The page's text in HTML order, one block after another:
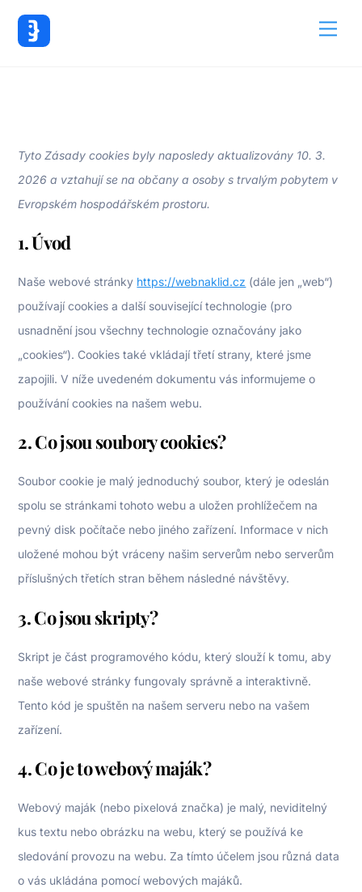
Tyto Zásady cookies byly naposledy aktualizovány 10. 3.
2026 a vztahují se na občany a osoby s trvalým pobytem v
Evropském hospodářském prostoru.
1. Úvod
Naše webové stránky https://webnaklid.cz (dále jen „web“)
používají cookies a další související technologie (pro
usnadnění jsou všechny technologie označovány jako
„cookies“). Cookies také vkládají třetí strany, které jsme
zapojili. V níže uvedeném dokumentu vás informujeme o
používání cookies na našem webu.
2. Co jsou soubory cookies?
Soubor cookie je malý jednoduchý soubor, který je odeslán
spolu se stránkami tohoto webu a uložen prohlížečem na
pevný disk počítače nebo jiného zařízení. Informace v nich
uložené mohou být vráceny našim serverům nebo serverům
příslušných třetích stran během následné návštěvy.
3. Co jsou skripty?
Skript je část programového kódu, který slouží k tomu, aby
naše webové stránky fungovaly správně a interaktivně.
Tento kód je spuštěn na našem serveru nebo na vašem
zařízení.
4. Co je to webový maják?
Webový maják (nebo pixelová značka) je malý, neviditelný
kus textu nebo obrázku na webu, který se používá ke
sledování provozu na webu. Za tímto účelem jsou různá data
o vás ukládána pomocí webových majáků.